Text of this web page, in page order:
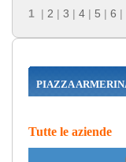
1 | 2 | 3 | 4 | 5 | 6 |
PIAZZA
Tutte le aziende